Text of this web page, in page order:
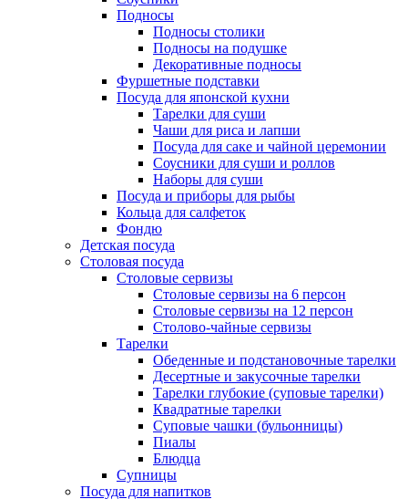
Подносы
Подносы столики
Подносы на подушке
Декоративные подносы
Фуршетные подставки
Посуда для японской кухни
Тарелки для суши
Чаши для риса и лапши
Посуда для саке и чайной церемонии
Соусники для суши и роллов
Наборы для суши
Посуда и приборы для рыбы
Кольца для салфеток
Фондю
Детская посуда
Столовая посуда
Столовые сервизы
Столовые сервизы на 6 персон
Столовые сервизы на 12 персон
Столово-чайные сервизы
Тарелки
Обеденные и подстановочные тарелки
Десертные и закусочные тарелки
Тарелки глубокие (суповые тарелки)
Квадратные тарелки
Суповые чашки (бульонницы)
Пиалы
Блюдца
Супницы
Посуда для напитков